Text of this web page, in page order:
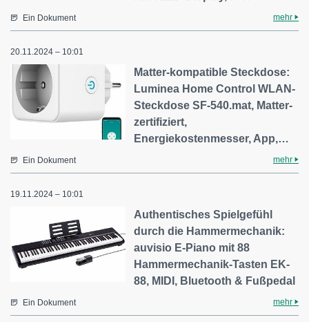
Ein Dokument mehr
20.11.2024 – 10:01
Matter-kompatible Steckdose:
Luminea Home Control WLAN-
Steckdose SF-540.mat, Matter-
zertifiziert,
Energiekostenmesser, App,…
Ein Dokument mehr
19.11.2024 – 10:01
Authentisches Spielgefühl
durch die Hammermechanik:
auvisio E-Piano mit 88
Hammermechanik-Tasten EK-
88, MIDI, Bluetooth & Fußpedal
Ein Dokument mehr